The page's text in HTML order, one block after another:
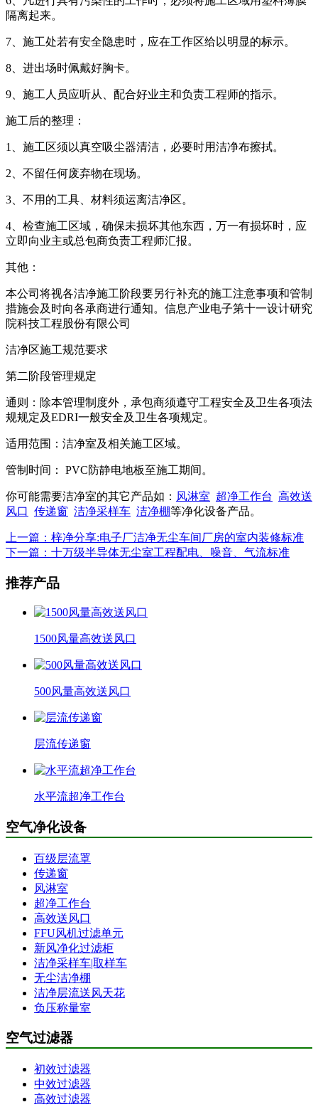
隔离起来。
7、施工处若有安全隐患时，应在工作区给以明显的标示。
8、进出场时佩戴好胸卡。
9、施工人员应听从、配合好业主和负责工程师的指示。
施工后的整理：
1、施工区须以真空吸尘器清洁，必要时用洁净布擦拭。
2、不留任何废弃物在现场。
3、不用的工具、材料须运离洁净区。
4、检查施工区域，确保未损坏其他东西，万一有损坏时，应
立即向业主或总包商负责工程师汇报。
其他：
本公司将视各洁净施工阶段要另行补充的施工注意事项和管制
措施会及时向各承商进行通知。信息产业电子第十一设计研究
院科技工程股份有限公司
洁净区施工规范要求
第二阶段管理规定
通则：除本管理制度外，承包商须遵守工程安全及卫生各项法
规规定及EDRI一般安全及卫生各项规定。
适用范围：洁净室及相关施工区域。
管制时间： PVC防静电地板至施工期间。
你可能需要洁净室的其它产品如： 风淋室 超净工作台 高效送
风口 传递窗 洁净采样车 洁净棚等净化设备产品。
上一篇：梓净分享:电子厂洁净无尘车间厂房的室内装修标准
下一篇：十万级半导体无尘室工程配电、噪音、气流标准
推荐产品
1500风量高效送风口
500风量高效送风口
层流传递窗
水平流超净工作台
空气净化设备
百级层流罩
传递窗
风淋室
超净工作台
高效送风口
FFU风机过滤单元
新风净化过滤柜
洁净采样车|取样车
无尘洁净棚
洁净层流送风天花
负压称量室
空气过滤器
初效过滤器
中效过滤器
高效过滤器